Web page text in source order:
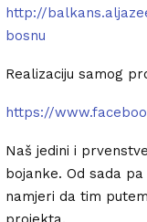
http://
bosnu
Realizaciju samog
https://
Naš jedini i
bojanke. Od sada
namjeri da tim